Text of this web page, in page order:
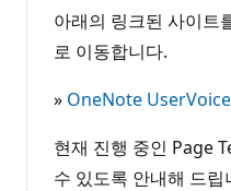
아래의 링크된 사이트
로 이동합니다.
» OneNote UserVoice
현재 진행 중인 Page
수 있도록 안내해 드립